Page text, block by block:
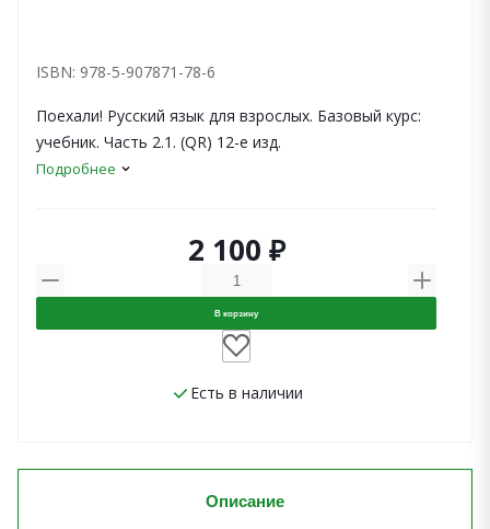
ISBN: 978-5-907871-78-6
Поехали! Русский язык для взрослых. Базовый курс:
учебник. Часть 2.1. (QR) 12-е изд.
Подробнее
2 100 ₽
В корзину
Есть в наличии
Описание